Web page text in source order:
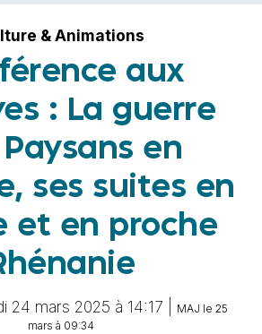
& Animations
aux
: La guerre
en
ses suites en
et en proche
24 mars 2025 à 14:17 |
MAJ le 25
mars à 09:34